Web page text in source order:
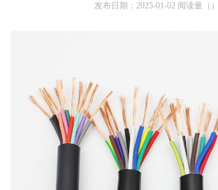
发布日期：2025-01-02 阅读量（ ）